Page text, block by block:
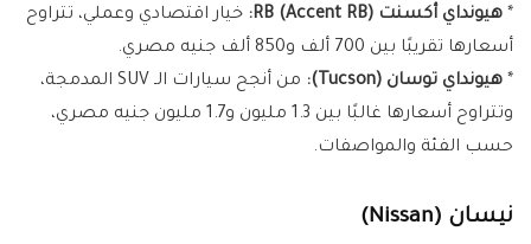
* هيونداي أكسنت RB (Accent RB):
خيار اقتصادي وعملي، تتراوح
أسعارها تقريبًا بين 700 ألف و850 ألف جنيه مصري.
* هيونداي توسان (Tucson):
من أنجح سيارات الـ SUV المدمجة،
وتتراوح أسعارها غالبًا بين 1.3 مليون و1.7 مليون جنيه مصري،
حسب الفئة والمواصفات.
نيسان (Nissan)